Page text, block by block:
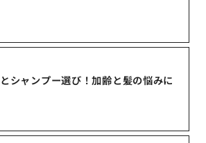
シャンプー選び！加齢と髪の悩みに